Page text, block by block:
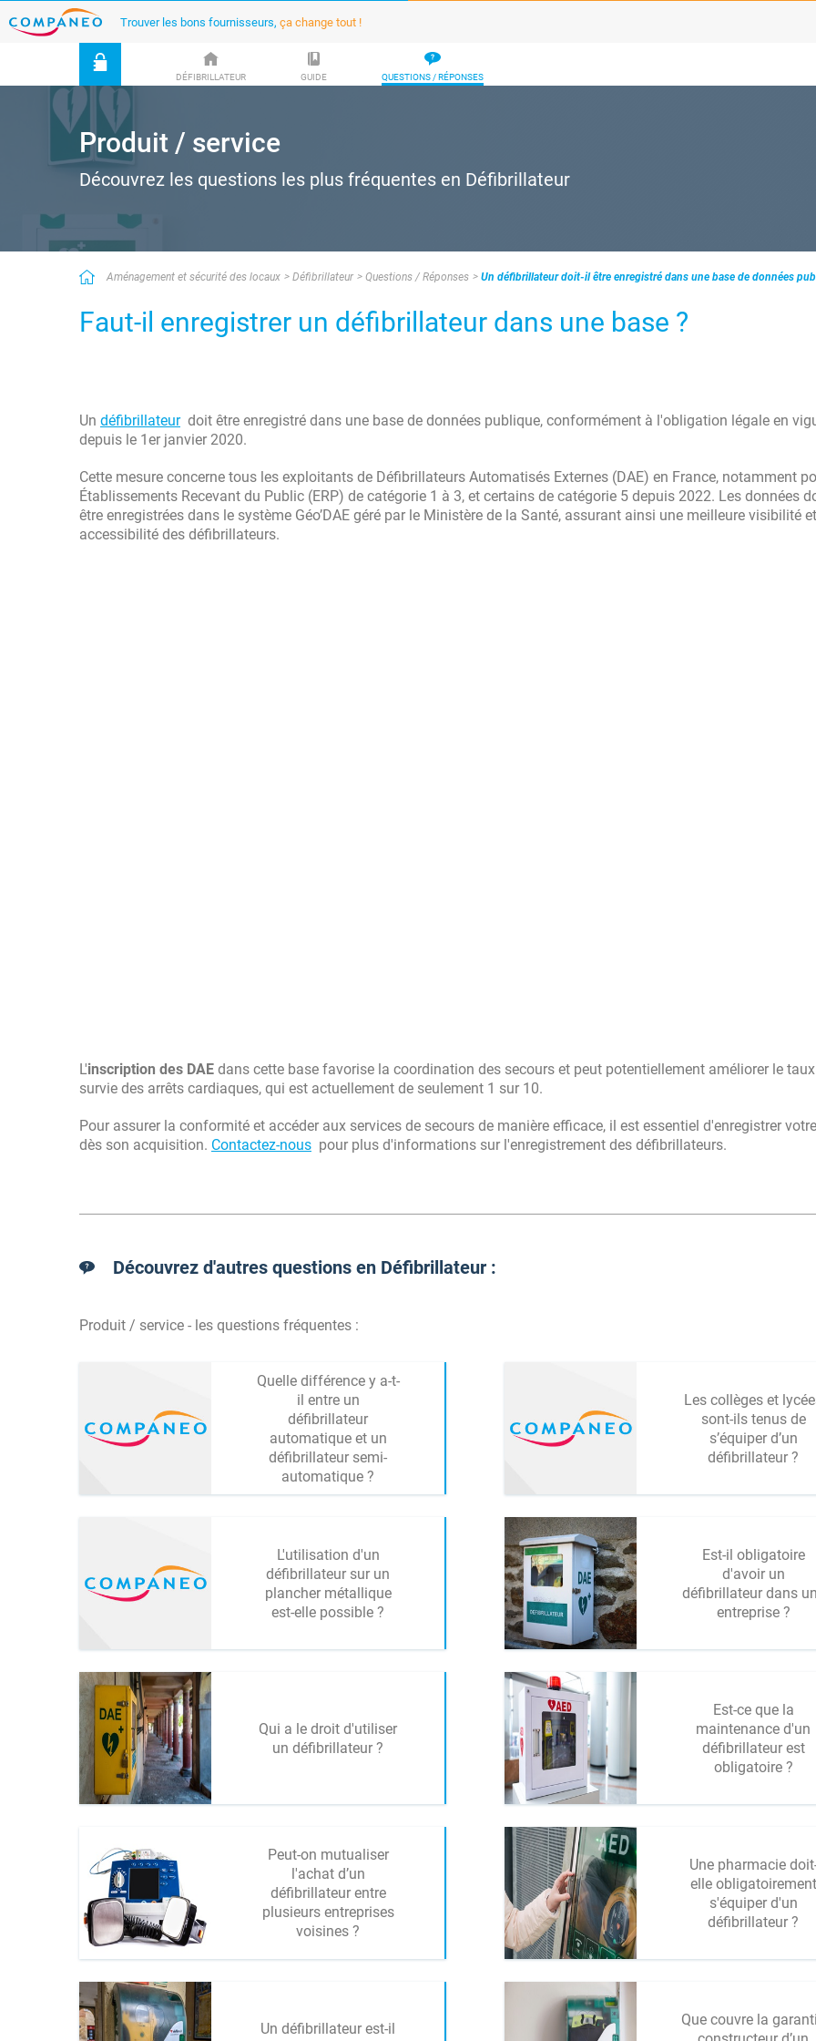
Trouver les bons fournisseurs, ça change tout !
DÉFIBRILLATEUR GUIDE QUESTIONS / RÉPONSES
Produit / service
Découvrez les questions les plus fréquentes en Défibrillateur
Aménagement et sécurité des locaux Défibrillateur Questions / Réponses Un défibrillateur doit-il être enregistré dans une base de données
Faut-il enregistrer un défibrillateur dans une base ?
Un défibrillateurdoit être enregistré dans une base de données publique, conformément à l'obligation légale en
depuis le 1er janvier 2020.
Cette mesure concerne tous les exploitants de Défibrillateurs Automatisés Externes (DAE) en France, notamment
Établissements Recevant du Public (ERP) de catégorie 1 à 3, et certains de catégorie 5 depuis 2022. Les données
être enregistrées dans le système Géo’DAE géré par le Ministère de la Santé, assurant ainsi une meilleure visibilité et
accessibilité des défibrillateurs.
L'inscription des DAE dans cette base favorise la coordination des secours et peut potentiellement améliorer le
survie des arrêts cardiaques, qui est actuellement de seulement 1 sur 10.
Pour assurer la conformité et accéder aux services de secours de manière efficace, il est essentiel d'enregistrer
dès son acquisition. Contactez-nous pour plus d'informations sur l'enregistrement des défibrillateurs.
Découvrez d'autres questions en Défibrillateur :
Produit / service - les questions fréquentes :
Quelle différence y a-t-
il entre un
défibrillateur
automatique et un
défibrillateur semi-
automatique ?
Les collèges et
sont-ils tenus de
s’équiper d’un
défibrillateur ?
L'utilisation d'un
défibrillateur sur un
plancher métallique
est-elle possible ?
Est-il obligatoire
d'avoir un
défibrillateur dans
entreprise ?
Qui a le droit d'utiliser
un défibrillateur ?
Est-ce que la
maintenance d'un
défibrillateur est
obligatoire ?
Peut-on mutualiser
l'achat d’un
défibrillateur entre
plusieurs entreprises
voisines ?
Une pharmacie
elle obligatoirement
s'équiper d'un
défibrillateur ?
Un défibrillateur est-il
Que couvre la